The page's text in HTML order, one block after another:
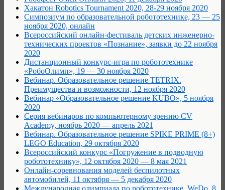
Хакатон Robotics Tournament 2020, 28-29 ноября 2020
Cимпозиум по образовательной робототехнике, 23 — 25
ноября 2020, онлайн
Всероссийский онлайн-фестиваль детских инженерно-
технических проектов «Познание», заявки до 22 ноября
2020
Дистанционный конкурс-игра по робототехнике
«РобоОлимп», 19 — 30 ноября 2020
Вебинар. Образовательное решение TETRIX.
Преимущества и возможности, 12 ноября 2020
Вебинар «Образовательное решение KUBO», 5 ноября
2020
Серия вебинаров по компьютерному зрению CV
Academy, ноябрь 2020 — апрель 2021
Вебинар. Образовательное решение SPIKE PRIME (8+)
LEGO Education, 29 октября 2020
Всероссийский конкурс «Погружение в подводную
робототехнику», 12 октября 2020 — 8 мая 2021
Онлайн-соревнования моделей беспилотных
автомобилей, 11 октября — 5 декабря 2020